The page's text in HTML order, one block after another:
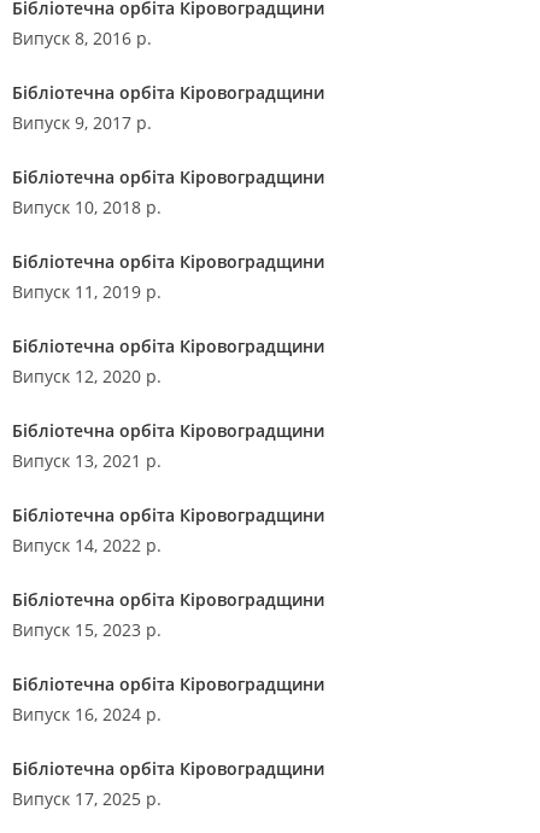
Бібліотечна орбіта Кіровоградщини
Випуск 8, 2016 р.
Бібліотечна орбіта Кіровоградщини
Випуск 9, 2017 р.
Бібліотечна орбіта Кіровоградщини
Випуск 10, 2018 р.
Бібліотечна орбіта Кіровоградщини
Випуск 11, 2019 р.
Бібліотечна орбіта Кіровоградщини
Випуск 12, 2020 р.
Бібліотечна орбіта Кіровоградщини
Випуск 13, 2021 р.
Бібліотечна орбіта Кіровоградщини
Випуск 14, 2022 р.
Бібліотечна орбіта Кіровоградщини
Випуск 15, 2023 р.
Бібліотечна орбіта Кіровоградщини
Випуск 16, 2024 р.
Бібліотечна орбіта Кіровоградщини
Випуск 17, 2025 р.